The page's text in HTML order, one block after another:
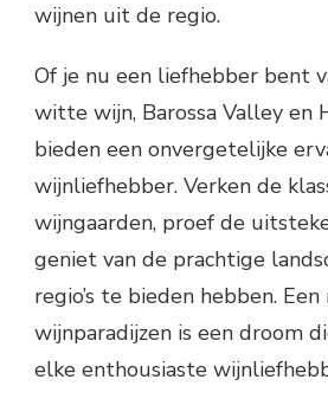
wijnen uit de regio.
Of je nu een liefhebber bent
witte wijn, Barossa Valley en
bieden een onvergetelijke
wijnliefhebber. Verken de
wijngaarden, proef de
geniet van de prachtige
regio’s te bieden hebben.
wijnparadijzen is een droom
elke enthousiaste